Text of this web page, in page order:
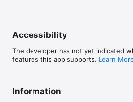
Accessibility
The developer has not yet indicated
features this app supports. Learn More
Information